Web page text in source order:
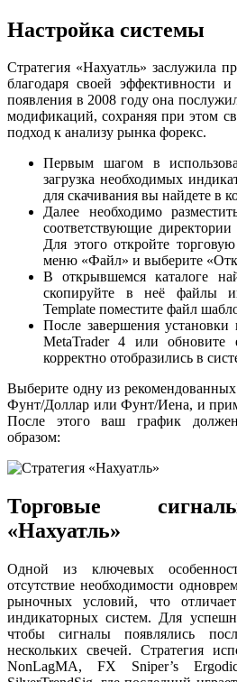
Настройка системы
Стратегия «Нахуатль» заслужила
благодаря своей эффективности
появления в 2008 году она
модификаций, сохраняя при этом
подход к анализу рынка форекс.
Первым шагом в
загрузка необходимых
для скачивания вы найдете в
Далее необходимо
соответствующие
Для этого откройте
меню «Файл» и выберите
В открывшемся каталоге
скопируйте в неё файлы
Template поместите файл
После завершения установки
MetaTrader 4 или
корректно отобразились в
Выберите одну из
Фунт/Доллар или Фунт/Иена, и
После этого ваш график
образом:
Торговые
«Нахуатль»
Одной из ключевых
отсутствие необходимости
рыночных условий, что
индикаторных систем. Для
чтобы сигналы появлялись
нескольких свечей. Стратегия
NonLagMA, FX Sniper’s